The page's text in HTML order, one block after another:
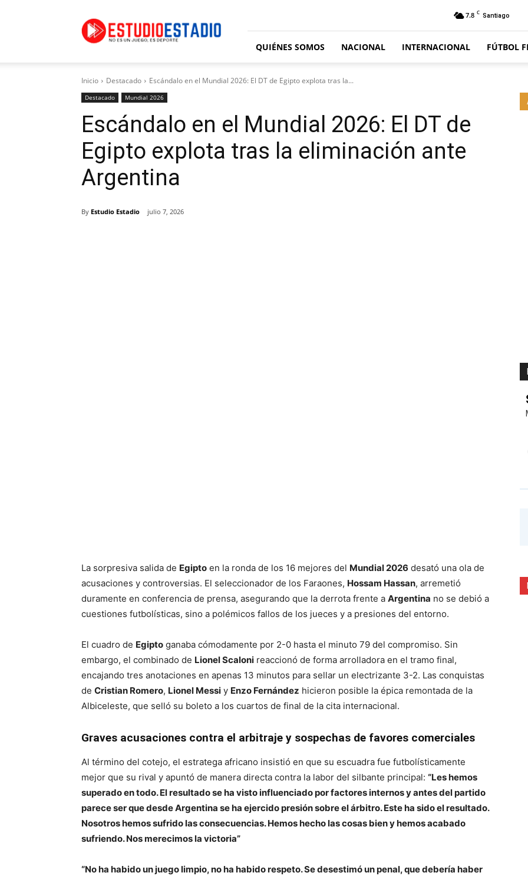
Estadio
7.8 C Santiago
QUIÉNES SOMOS NACIONAL INTERNACIONAL FÚTBOL
Inicio Destacado Escándalo en el Mundial 2026: El DT de Egipto explota tras la...
Destacado Mundial 2026
Escándalo en el Mundial 2026: El DT de
Egipto explota tras la eliminación ante
Argentina
By Estudio Estadio julio 7, 2026
La sorpresiva salida de Egipto en la ronda de los 16 mejores del Mundial 2026 desató una ola de
acusaciones y controversias. El seleccionador de los Faraones, Hossam Hassan, arremetió
duramente en conferencia de prensa, asegurando que la derrota frente a Argentina no se debió a
cuestiones futbolísticas, sino a polémicos fallos de los jueces y a presiones del entorno.
El cuadro de Egipto ganaba cómodamente por 2-0 hasta el minuto 79 del compromiso. Sin
embargo, el combinado de Lionel Scaloni reaccionó de forma arrolladora en el tramo final,
encajando tres anotaciones en apenas 13 minutos para sellar un electrizante 3-2. Las conquistas
de Cristian Romero, Lionel Messi y Enzo Fernández hicieron posible la épica remontada de la
Albiceleste, que selló su boleto a los cuartos de final de la cita internacional.
Graves acusaciones contra el arbitraje y sospechas de favores comerciales
Al término del cotejo, el estratega africano insistió en que su escuadra fue futbolísticamente
mejor que su rival y apuntó de manera directa contra la labor del silbante principal: “Les hemos
superado en todo. El resultado se ha visto influenciado por factores internos y antes del partido
parece ser que desde Argentina se ha ejercido presión sobre el árbitro. Este ha sido el resultado.
Nosotros hemos sufrido las consecuencias. Hemos hecho las cosas bien y hemos acabado
sufriendo. Nos merecimos la victoria”
“No ha habido un juego limpio, no ha habido respeto. Se desestimó un penal, que debería haber